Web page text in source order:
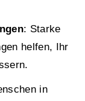
: Starke
helfen, Ihr
in